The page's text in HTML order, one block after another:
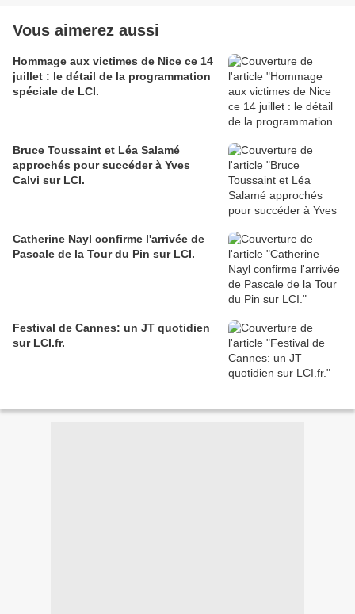
Vous aimerez aussi
Hommage aux victimes de Nice ce 14
juillet : le détail de la programmation
spéciale de LCI.
Bruce Toussaint et Léa Salamé
approchés pour succéder à Yves
Calvi sur LCI.
Catherine Nayl‏ confirme l'arrivée de
Pascale de la Tour du Pin sur LCI.
Festival de Cannes: un JT quotidien
sur LCI.fr.